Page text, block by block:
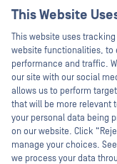
Formare
vulnerabilităților
Parteneri
Certificare
Parteneri tehnologici
Program de parteneriat de
This Website
This website uses
website functionalities, to
performance and traffic.
our site with our social
allows us to perform
that will be more relevant
your personal data being
on our website. Click
manage your choices.
we process your data